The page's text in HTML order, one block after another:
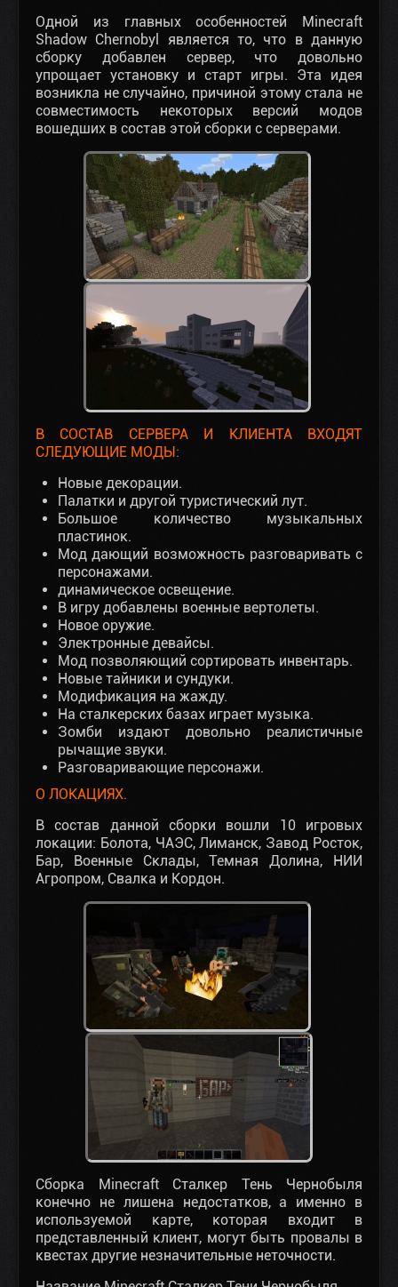
Одной из главных особенностей Minecraft
Shadow Chernobyl является то, что в данную
сборку добавлен сервер, что довольно
упрощает установку и старт игры. Эта идея
возникла не случайно, причиной этому стала не
совместимость некоторых версий модов
вошедших в состав этой сборки с серверами.
В СОСТАВ СЕРВЕРА И КЛИЕНТА ВХОДЯТ
СЛЕДУЮЩИЕ МОДЫ:
Новые декорации.
Палатки и другой туристический лут.
Большое количество музыкальных
пластинок.
Мод дающий возможность разговаривать с
персонажами.
динамическое освещение.
В игру добавлены военные вертолеты.
Новое оружие.
Электронные девайсы.
Мод позволяющий сортировать инвентарь.
Новые тайники и сундуки.
Модификация на жажду.
На сталкерских базах играет музыка.
Зомби издают довольно реалистичные
рычащие звуки.
Разговаривающие персонажи.
О ЛОКАЦИЯХ.
В состав данной сборки вошли 10 игровых
локации: Болота, ЧАЭС, Лиманск, Завод Росток,
Бар, Военные Склады, Темная Долина, НИИ
Агропром, Свалка и Кордон.
Сборка Minecraft Сталкер Тень Чернобыля
конечно не лишена недостатков, а именно в
используемой карте, которая входит в
представленный клиент, могут быть провалы в
квестах другие незначительные неточности.